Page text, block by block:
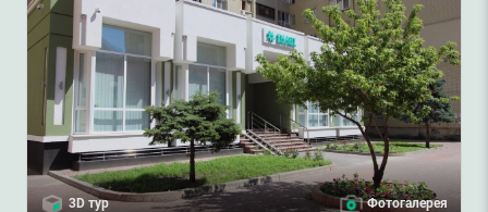
3D тур Фотогалерея